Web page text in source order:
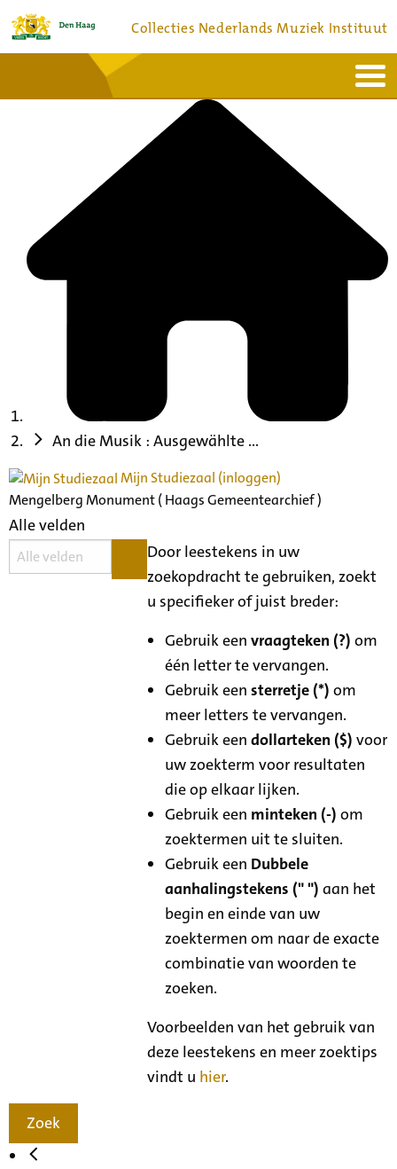
Collecties Nederlands Muziek Instituut
Bronnen en collecties
An die Musik : Ausgewählte ...
Mijn Studiezaal (inloggen)
Mengelberg Monument ( Haags Gemeentearchief )
Alle velden
Door leestekens in uw
zoekopdracht te gebruiken, zoekt
u specifieker of juist breder:
Gebruik eenvraagteken (?) om
één letter te vervangen.
Gebruik eensterretje (*) om
meer letters te vervangen.
Gebruik eendollarteken ($) voor
uw zoekterm voor resultaten
die op elkaar lijken.
Gebruik een minteken (-) om
zoektermen uit te sluiten.
Gebruik een Dubbele
aanhalingstekens (" ") aan het
begin en einde van uw
zoektermen om naar de exacte
combinatie van woorden te
zoeken.
Voorbeelden van het gebruik van
deze leestekens en meer zoektips
vindt u hier.
Zoek